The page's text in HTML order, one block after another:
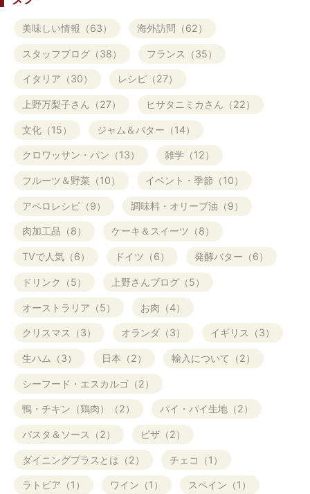
美味しい情報（63） 海外訪問（62）
スタッフブログ（38） フランス（35）
イタリア（30） レシピ（27）
上野万梨子さん（27） ヒサタニミカさん（22）
文化（15） ジャム＆バター（14）
クロワッサン・パン（13） 雑学（12）
フルーツ＆野菜（10） イベント・季節（10）
アペロレシピ（9） 調味料・オリーブ油（9）
肉加工品（8） ケーキ＆スイーツ（8）
TVで人気（6） ドイツ（6） 発酵バター（6）
ドリンク（5） 上野さんブログ（5）
オーストラリア（5） お肉（4）
クリスマス（3） オランダ（3） イギリス（3）
生ハム（3） 日本（2） 輸入について（2）
シーフード・エスカルゴ（2）
鴨・チキン（鶏肉）（2） パイ・パイ生地（2）
パスタ＆ソース（2） ピザ（2）
ダイニングプラスとは（2） チェコ（1）
ラトビア（1） ワイン（1） スペイン（1）